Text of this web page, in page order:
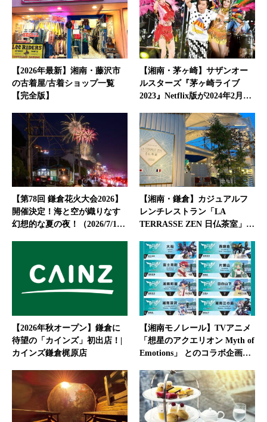
【2026年最新】湘南・藤沢市
の古着屋/古着ショップ一覧
【完全版】
【湘南・茅ヶ崎】サザンオー
ルスターズ『茅ヶ崎ライブ
2023』Netflix版が2024年2月…
【第78回 鎌倉花火大会2026】
開催決定！海と空が織りなす
幻想的な夏の夜！（2026/7/1…
【湘南・鎌倉】カジュアルフ
レンチレストラン「LA
TERRASSE ZEN 日仏茶室」…
【2026年秋オープン】鎌倉に
待望の「カインズ」初出店！|
カインズ鎌倉梶原店
【湘南モノレール】TVアニメ
「想星のアクエリオン Myth of
Emotions」 とのコラボ企画…